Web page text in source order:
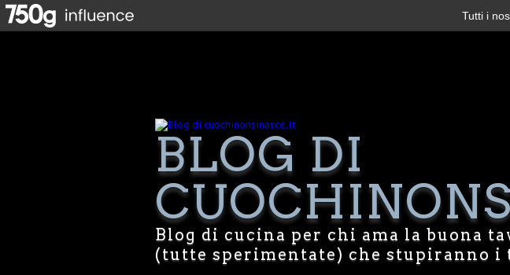
Tutti i
BLOG DI
Blog di cucina per chi ama la buona
(tutte sperimentate) che stupiranno i